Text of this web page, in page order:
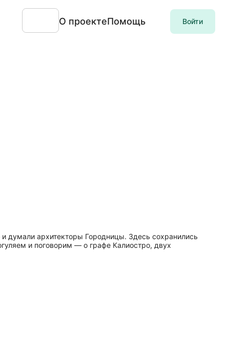
О проектеПомощь Войти
думали архитекторы Городницы. Здесь сохранились
и поговорим — о графе Калиостро, двух